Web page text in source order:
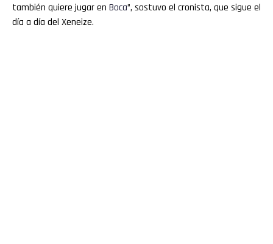
también quiere jugar en Boca”, sostuvo el cronista, que sigue el
día a día del Xeneize.